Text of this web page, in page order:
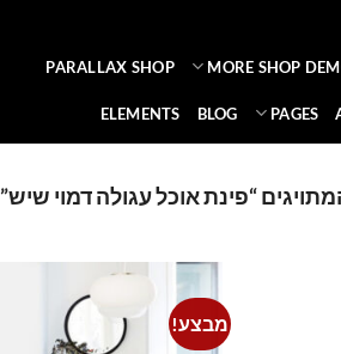
MORE SHOP
PARALLAX SHOP
PAGES
BLOG
ELEMENTS
“פינת אוכל עגולה דמוי שיש”
מבצע!